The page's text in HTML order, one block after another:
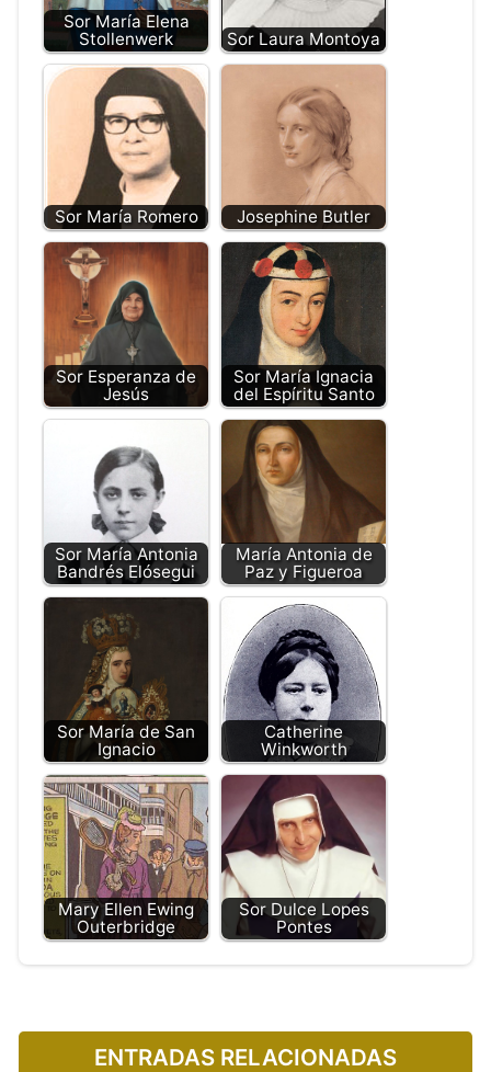
Sor María Elena
Stollenwerk
Sor Laura Montoya
Sor María Romero Josephine Butler
Sor Esperanza de
Jesús
Sor María Ignacia
del Espíritu Santo
Sor María Antonia
Bandrés Elósegui
María Antonia de
Paz y Figueroa
Sor María de San
Ignacio
Catherine
Winkworth
Mary Ellen Ewing
Outerbridge
Sor Dulce Lopes
Pontes
ENTRADAS RELACIONADAS